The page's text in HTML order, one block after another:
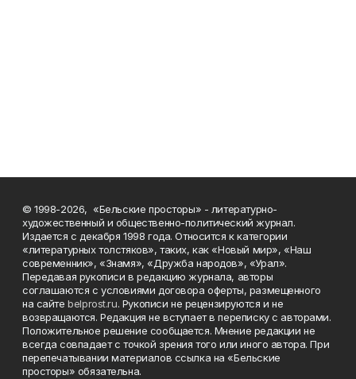
© 1998-2026, «Бельские просторы» - литературно-
художественный и общественно-политический журнал.
Издается с декабря 1998 года. Относится к категории
«литературных толстяков», таких, как «Новый мир», «Наш
современник», «Знамя», «Дружба народов», «Урал».
Передавая рукописи в редакцию журнала, авторы
соглашаются с условиями договора оферты, размещенного
на сайтеbelprost.ru. Рукописи не рецензируются и не
возвращаются. Редакция не вступает в переписку с авторами.
Положительное решение сообщается. Мнение редакции не
всегда совпадает с точкой зрения того или иного автора. При
перепечатывании материалов ссылка на «Бельские
просторы» обязательна.